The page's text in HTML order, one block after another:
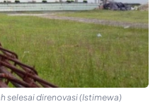
selesai direnovasi (Istimewa)